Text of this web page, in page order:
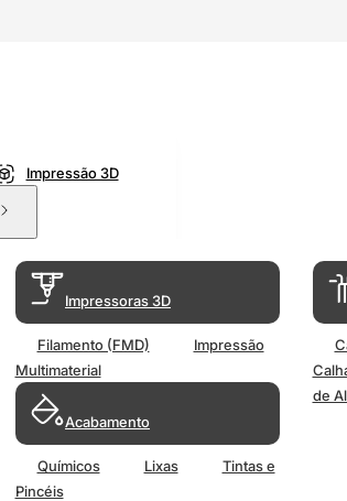
Impressão 3D
Impressoras 3D
Filamento (FMD)
Impressão
Multimaterial
Acabamento
Químicos Lixas
Tintas e
Pincéis
de